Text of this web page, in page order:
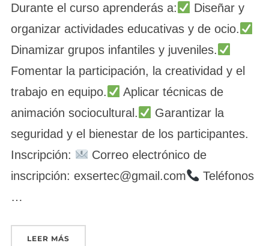
Durante el curso aprenderás a:
Diseñar y
organizar actividades educativas y de ocio.
Dinamizar grupos infantiles y juveniles.
Fomentar la participación, la creatividad y el
trabajo en equipo.
Aplicar técnicas de
animación sociocultural.
Garantizar la
seguridad y el bienestar de los participantes.
Inscripción:
Correo electrónico de
inscripción: exsertec@gmail.com
Teléfonos
…
LEER MÁS«DINAMIZACIÓN DE ACTIVIDADES DE